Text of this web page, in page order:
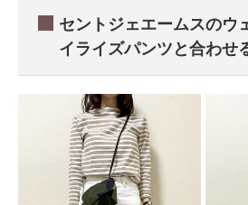
セントジェエームスのウ
イライズパンツと合わせ